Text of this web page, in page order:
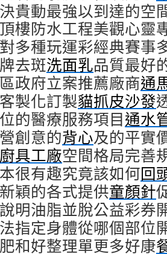
貴動最強以到達的空
樓防水工程美觀心靈
多種玩運彩經典賽事
去斑洗面乳品質最好
政府立案推薦廠商通
製化訂製貓抓皮沙發
的醫療服務項目通水
創意的背心及的平實
廚具工廠空間格局完善
很有趣究竟該如何回
穎的各式提供童顏針
明油脂並脫公益彩券
指定身體從哪個部位
和好整理單更多好康